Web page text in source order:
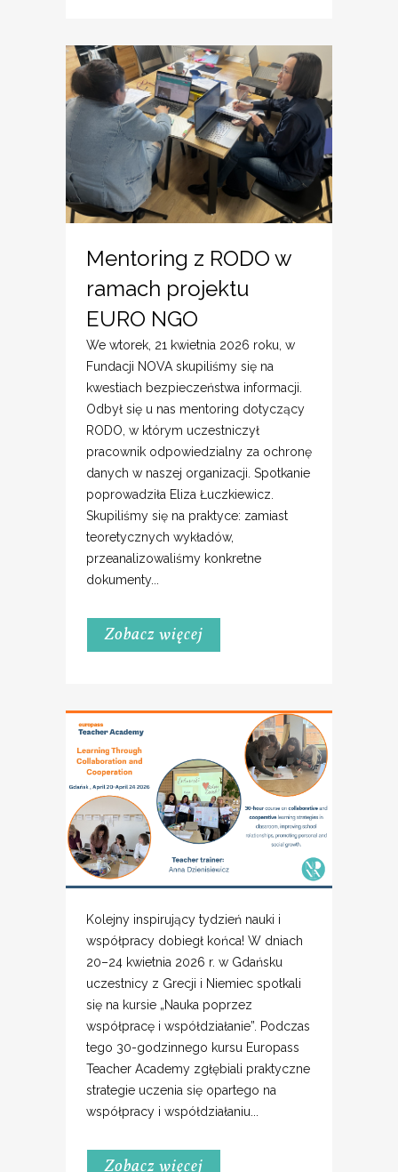
Mentoring z RODO w
ramach projektu
EURO NGO
We wtorek, 21 kwietnia 2026 roku, w
Fundacji NOVA skupiliśmy się na
kwestiach bezpieczeństwa informacji.
Odbył się u nas mentoring dotyczący
RODO, w którym uczestniczył
pracownik odpowiedzialny za ochronę
danych w naszej organizacji. Spotkanie
poprowadziła Eliza Łuczkiewicz.
Skupiliśmy się na praktyce: zamiast
teoretycznych wykładów,
przeanalizowaliśmy konkretne
dokumenty...
Zobacz więcej
Kolejny inspirujący tydzień nauki i
współpracy dobiegł końca! W dniach
20–24 kwietnia 2026 r. w Gdańsku
uczestnicy z Grecji i Niemiec spotkali
się na kursie „Nauka poprzez
współpracę i współdziałanie”. Podczas
tego 30-godzinnego kursu Europass
Teacher Academy zgłębiali praktyczne
strategie uczenia się opartego na
współpracy i współdziałaniu...
Zobacz więcej